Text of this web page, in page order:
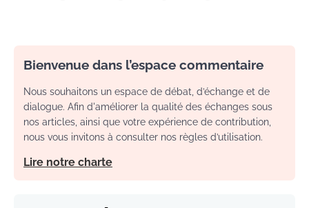
Bienvenue dans l’espace commentaire
Nous souhaitons un espace de débat, d’échange et de
dialogue. Afin d'améliorer la qualité des échanges sous
nos articles, ainsi que votre expérience de contribution,
nous vous invitons à consulter nos règles d’utilisation.
Lire notre charte